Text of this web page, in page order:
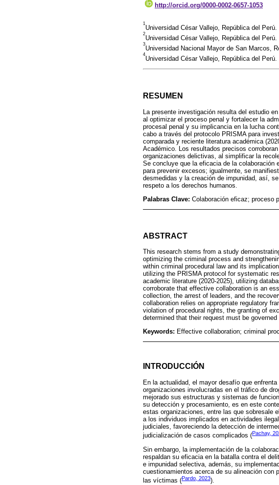
http://orcid.org/0000-0002-0657-1053
1
Universidad César Vallejo, República del
2
Universidad César Vallejo, República del
3
Universidad Nacional Mayor de San Marcos,
4
Universidad César Vallejo, República del
RESUMEN
La presente investigación resulta del estudio
al optimizar el proceso penal y fortalecer la
procesal penal y su implicancia en la lucha
cabo a través del protocolo PRISMA para
comparada y reciente literatura académica
Académico. Los resultados precisos
organizaciones delictivas, al simplificar la
Se concluye que la eficacia de la colaboración
para prevenir excesos; igualmente, se
desmedidas y la creación de impunidad, así,
respeto a los derechos humanos.
Palabras Clave: Colaboración eficaz; proceso
ABSTRACT
This research stems from a study
optimizing the criminal process and
within criminal procedural law and its
utilizing the PRISMA protocol for systematic
academic literature (2020-2025), utilizing
corroborate that effective collaboration is an
collection, the arrest of leaders, and the
collaboration relies on appropriate regulatory
violation of procedural rights, the granting of
determined that their request must be
Keywords: Effective collaboration; criminal
INTRODUCCIÓN
En la actualidad, el mayor desafío que
organizaciones involucradas en el tráfico de
mejorado sus estructuras y sistemas de
su detección y procesamiento, es en este
estas organizaciones, entre las que sobresale
a los individuos implicados en actividades
judiciales, favoreciendo la detección de
judicialización de casos complicados (Pachay,
Sin embargo, la implementación de la
respaldan su eficacia en la batalla contra el
e impunidad selectiva, además, su
cuestionamientos acerca de su alineación con
las víctimas (Pardo, 2023).